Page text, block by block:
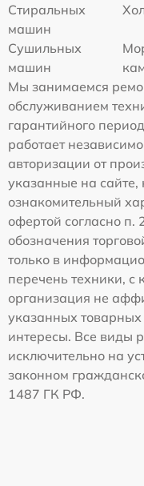
Стиральных
машин
Сушильных
машин
Мы занимаемся
обслуживанием
гарантийного
работает
авторизации от
указанные на сайте,
ознакомительный
офертой согласно п.
обозначения
только в
перечень техники,
организация не
указанных товарных
интересы. Все виды
исключительно на
законном
1487 ГК РФ.